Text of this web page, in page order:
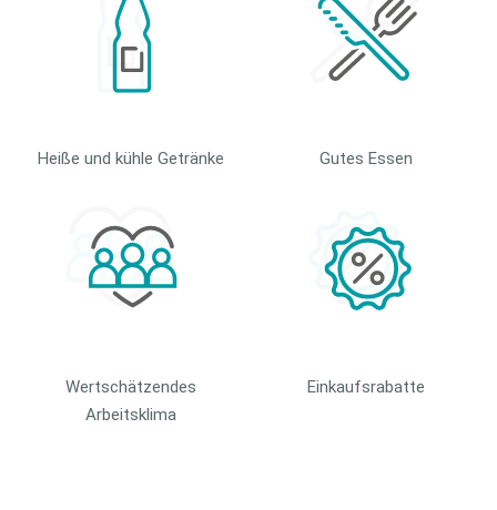
Heiße und kühle Getränke Gutes Essen
Wertschätzendes
Arbeitsklima
Einkaufsrabatte